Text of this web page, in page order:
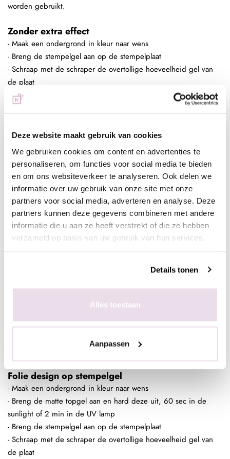
Deze website maakt gebruik van cookies
We gebruiken cookies om content en advertenties te
personaliseren, om functies voor social media te bieden
en om ons websiteverkeer te analyseren. Ook delen we
informatie over uw gebruik van onze site met onze
partners voor social media, adverteren en analyse. Deze
partners kunnen deze gegevens combineren met andere
informatie die u aan ze heeft verstrekt of die ze hebben
verzameld op basis van uw gebruik van hun services.
Details tonen
Alles toestaan
Aanpassen
worden gebruikt.
Zonder extra effect
- Maak een ondergrond in kleur naar wens
- Breng de stempelgel aan op de stempelplaat
- Schraap met de schraper de overtollige hoeveelheid gel van
de plaat
- Duw de stempelaar op de stempelplaat
- Plaats de stempelaar op de nagel
- Breng een topcoat aan naar wens en hard deze uit,
bijvoorbeeld de Next Topgel
Ingepoetst met pigmenten
- Maak een ondergrond in kleur naar wens
- Breng de matte topgel aan en hard deze uit, 60 sec in de
sunlight of 2 min in de UV lamp
- Breng de stempelgel aan op de stempelplaat
- Schraap met de schraper de overtollige hoeveelheid gel van
- Hard de gel uit, 60 sec in de sunlight of 2 min in de UV lamp
- Poets het gewenste pigment met de fluffy brush in de plaklaag
- Fixeer 10 sec in de lamp
- Breng een topcoat aan naar wens en hard deze uit,
Folie design op stempelgel
- Maak een ondergrond in kleur naar wens
- Breng de matte topgel aan en hard deze uit, 60 sec in de
sunlight of 2 min in de UV lamp
- Breng de stempelgel aan op de stempelplaat
- Schraap met de schraper de overtollige hoeveelheid gel van
de plaat